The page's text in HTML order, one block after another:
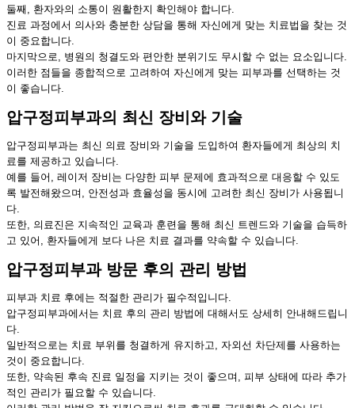
둘째, 환자와의 소통이 원활한지 확인해야 합니다.
진료 과정에서 의사와 충분한 상담을 통해 자신에게 맞는 치료법을 찾는 것
이 중요합니다.
마지막으로, 병원의 청결도와 편안한 분위기도 무시할 수 없는 요소입니다.
이러한 점들을 종합적으로 고려하여 자신에게 맞는 피부과를 선택하는 것
이 좋습니다.
압구정피부과의 최신 장비와 기술
압구정피부과는 최신 의료 장비와 기술을 도입하여 환자들에게 최상의 치
료를 제공하고 있습니다.
예를 들어, 레이저 장비는 다양한 피부 문제에 효과적으로 대응할 수 있도
록 발전해왔으며, 안전성과 효율성을 동시에 고려한 최신 장비가 사용됩니
다.
또한, 의료진은 지속적인 교육과 훈련을 통해 최신 트렌드와 기술을 습득하
고 있어, 환자들에게 보다 나은 치료 결과를 약속할 수 있습니다.
압구정피부과 방문 후의 관리 방법
피부과 치료 후에는 적절한 관리가 필수적입니다.
압구정피부과에서는 치료 후의 관리 방법에 대해서도 상세히 안내해드립니
다.
일반적으로는 치료 부위를 청결하게 유지하고, 자외선 차단제를 사용하는
것이 중요합니다.
또한, 약속된 후속 진료 일정을 지키는 것이 좋으며, 피부 상태에 따라 추가
적인 관리가 필요할 수 있습니다.